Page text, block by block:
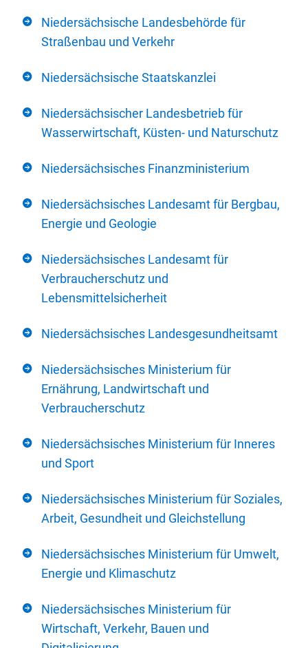
Niedersächsische Landesbehörde für
Straßenbau und Verkehr
Niedersächsische Staatskanzlei
Niedersächsischer Landesbetrieb für
Wasserwirtschaft, Küsten- und Naturschutz
Niedersächsisches Finanzministerium
Niedersächsisches Landesamt für Bergbau,
Energie und Geologie
Niedersächsisches Landesamt für
Verbraucherschutz und
Lebensmittelsicherheit
Niedersächsisches Landesgesundheitsamt
Niedersächsisches Ministerium für
Ernährung, Landwirtschaft und
Verbraucherschutz
Niedersächsisches Ministerium für Inneres
und Sport
Niedersächsisches Ministerium für Soziales,
Arbeit, Gesundheit und Gleichstellung
Niedersächsisches Ministerium für Umwelt,
Energie und Klimaschutz
Niedersächsisches Ministerium für
Wirtschaft, Verkehr, Bauen und